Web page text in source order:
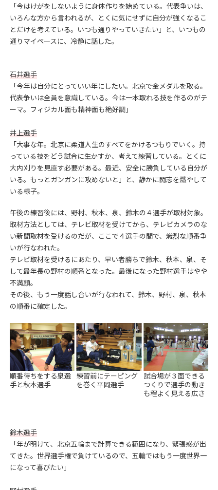
「今はけがをしないように身体作りを始めている。代表争いは、
いろんな方から言われるが、とくに気にせずに自分が強くなるこ
とだけを考えている。いつも通りやっていきたい」と、いつもの
通りマイペースに、冷静に話した。
石井選手
「今年は自分にとっていい年にしたい。北京で金メダルを取る。
代表争いは全員を意識している。今は一本取れる技を作るのがテ
ーマ。フィジカル面も精神面も絶好調」
井上選手
「大事な年。北京に柔道人生のすべてをかけるつもりでいく。持
っている技をどう試合に生かすか、考えて練習している。とくに
大内刈りを見直す必要がある。最近、安全に勝負している自分が
いる。もっとガンガンに攻めないと」と、静かに闘志を燃やして
いる様子。
午後の練習後には、野村、秋本、泉、鈴木の４選手が取材対象。
取材方法としては、テレビ取材を受けてから、テレビカメラのな
い新聞取材を受けるのだが、ここで４選手の間で、熾烈な順番争
いが行なわれた。
テレビ取材を受けるにあたり、早い者勝ちで鈴木、秋本、泉、そ
して最年長の野村の順番となった。最後になった野村選手はやや
不満顔。
その後、もう一度話し合いが行なわれて、鈴木、野村、泉、秋本
の順番に確定した。
順番待ちをする泉選
手と秋本選手
練習前にテーピング
を巻く平岡選手
試合場が３面できる
つくりで選手の動き
も程よく見える広さ
鈴木選手
「年が明けて、北京五輪まで計算できる範囲になり、緊張感が出
てきた。世界選手権で負けているので、五輪ではもう一度世界一
になって喜びたい」